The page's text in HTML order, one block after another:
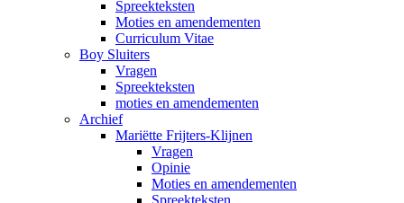
Spreekteksten
Moties en amendementen
Curriculum Vitae
Boy Sluiters
Vragen
Spreekteksten
moties en amendementen
Archief
Mariëtte Frijters-Klijnen
Vragen
Opinie
Moties en amendementen
Spreekteksten